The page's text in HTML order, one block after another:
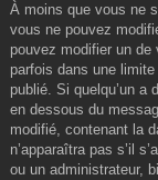
À moins que vous ne
vous ne pouvez
pouvez modifier un
parfois dans une
publié. Si quelqu’un
en dessous du
modifié, contenant la
n’apparaîtra pas s’il
ou un administrateur,